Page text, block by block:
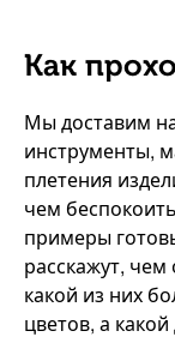
Как
Мы доставим
инструменты,
плетения
чем
примеры
расскажут,
какой из них
цветов, а